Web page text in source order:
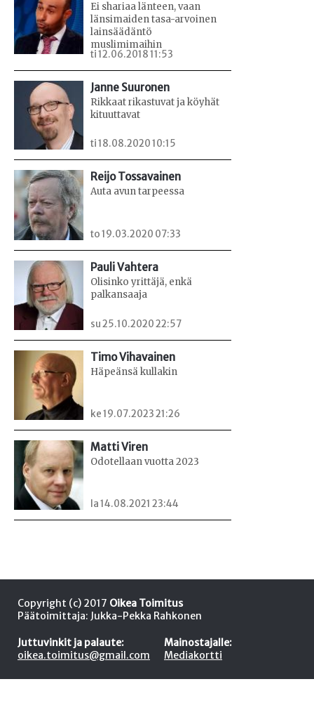
Ei shariaa länteen, vaan
länsimaiden tasa-arvoinen
lainsäädäntö
muslimimaihin
ti 12.06.2018 11:53
Janne Suuronen
Rikkaat rikastuvat ja köyhät
kituuttavat
ti 18.08.2020 10:15
Reijo Tossavainen
Auta avun tarpeessa
to 19.03.2020 07:33
Pauli Vahtera
Olisinko yrittäjä, enkä
palkansaaja
su 25.10.2020 22:57
Timo Vihavainen
Häpeänsä kullakin
ke 19.07.2023 21:26
Matti Viren
Odotellaan vuotta 2023
la 14.08.2021 23:44
Copyright (c) 2017 Oikea Toimitus
Päätoimittaja: Jukka-Pekka Rahkonen
Juttuvinkit ja palaute:
oikea.toimitus@gmail.com
Mainostajalle:
Mediakortti